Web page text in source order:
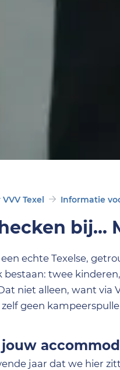
Texel Informatie
bij...
echte Texelse,
bestaan: twee
niet alleen, want via
geen
jaar dat we hier